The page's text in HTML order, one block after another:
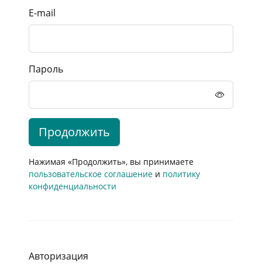
E-mail
Пароль
Продолжить
Нажимая «Продолжить», вы принимаете
пользовательское соглашение и политику
конфиденциальности
Авторизация